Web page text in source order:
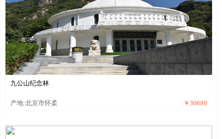
九公山纪念林
产地:北京市怀柔 ￥30680